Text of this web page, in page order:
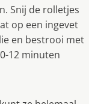
Snij de rolletjes
op een ingevet
en bestrooi met
12 minuten